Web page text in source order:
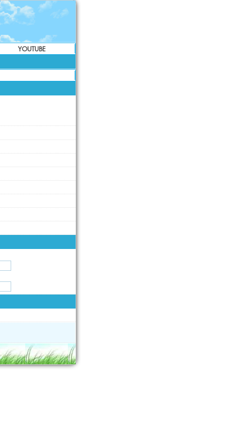
YOUTUBE